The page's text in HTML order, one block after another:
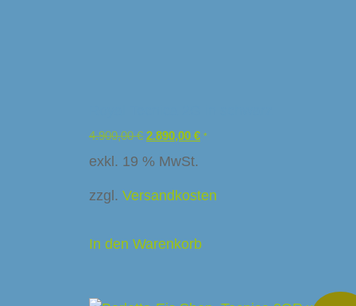
4.900,00€ 2.890,00 € *
exkl. 19 % MwSt.
zzgl. Versandkosten
In den Warenkorb